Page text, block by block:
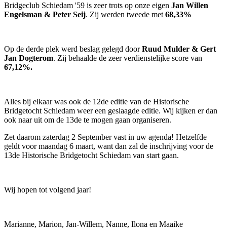
Bridgeclub Schiedam '59 is zeer trots op onze eigen Jan Willen
Engelsman & Peter Seij. Zij werden tweede met 68,33%
Op de derde plek werd beslag gelegd doorRuud Mulder & Gert
Jan Dogterom. Zij behaalde de zeer verdienstelijke score van
67,12%.
Alles bij elkaar was ook de 12de editie van de Historische
Bridgetocht Schiedam weer een geslaagde editie. Wij kijken er dan
ook naar uit om de 13de te mogen gaan organiseren.
Zet daarom zaterdag 2 September vast in uw agenda! Hetzelfde
geldt voor maandag 6 maart, want dan zal de inschrijving voor de
13de Historische Bridgetocht Schiedam van start gaan.
Wij hopen tot volgend jaar!
Marianne, Marion, Jan-Willem, Nanne, Ilona en Maaike